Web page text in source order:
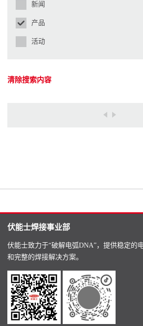
新闻
产品
活动
清除搜索内容
伏能士焊接事业部
伏能士致力于“破解电弧DNA”，提供稳定的
和完整的焊接解决方案。